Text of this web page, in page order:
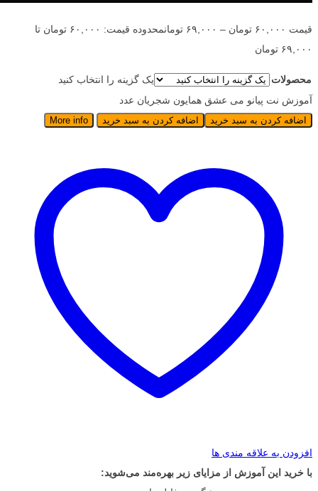
قیمت ۶۰,۰۰۰ تومان – ۶۹,۰۰۰ تومان
محدوده قیمت: ۶۰,۰۰۰ تومان تا
۶۹,۰۰۰ تومان
محصولات
یک گزینه را انتخاب کنید
آموزش نت پیانو می عشق همایون شجریان عدد
اضافه کردن به سبد خرید اضافه کردن به سبد خرید More info
افزودن به علاقه مندی ها
با خرید این آموزش از مزایای زیر بهره‌مند می‌شوید: